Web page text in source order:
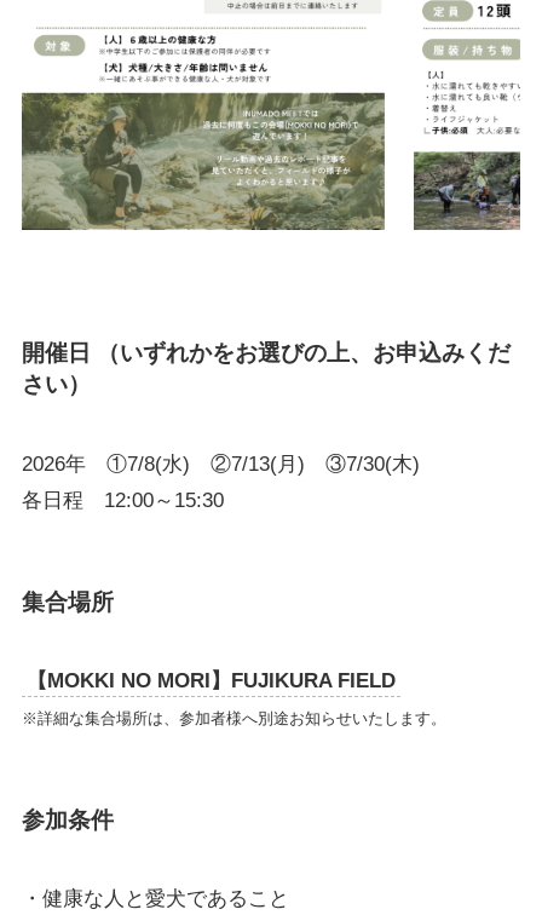
開催日
（いずれかをお選びの上、お申込みくだ
さい）
2026年 ①7/8(水) ②7/13(月) ③7/30(木)
各日程 12:00～15:30
集合場所
【MOKKI NO MORI】FUJIKURA FIELD
※詳細な集合場所は、参加者様へ別途お知らせいたします。
参加条件
・健康な人と愛犬であること